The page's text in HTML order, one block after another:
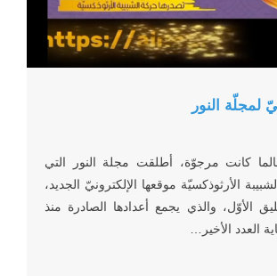
لمجلّة النور
الحقيقي مستوحاة من مقا
لمجلّة النور
كانت مرجوّة، أطلقت مجلة النور التي
الأرثوذكسيّة موقعها الإلكترونيّ الجديد،
الأوّل، والذي يجمع أعدادها الصادرة منذ